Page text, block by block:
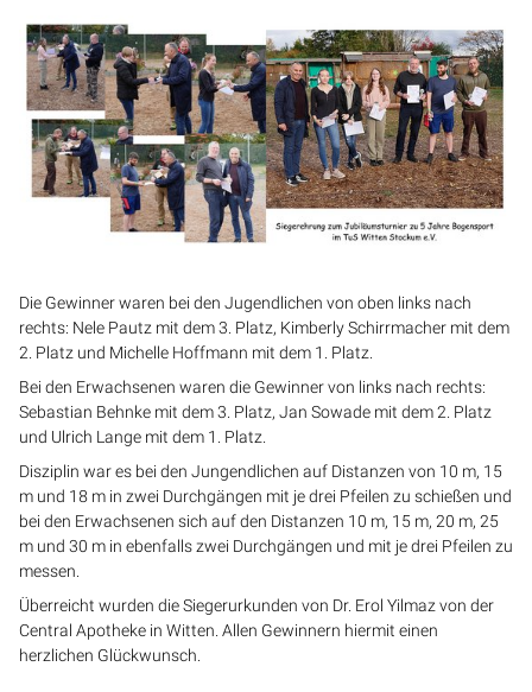
Die Gewinner waren bei den Jugendlichen von oben links nach
rechts: Nele Pautz mit dem 3. Platz, Kimberly Schirrmacher mit dem
2. Platz und Michelle Hoffmann mit dem 1. Platz.
Bei den Erwachsenen waren die Gewinner von links nach rechts:
Sebastian Behnke mit dem 3. Platz, Jan Sowade mit dem 2. Platz
und Ulrich Lange mit dem 1. Platz.
Disziplin war es bei den Jungendlichen auf Distanzen von 10 m, 15
m und 18 m in zwei Durchgängen mit je drei Pfeilen zu schießen und
bei den Erwachsenen sich auf den Distanzen 10 m, 15 m, 20 m, 25
m und 30 m in ebenfalls zwei Durchgängen und mit je drei Pfeilen zu
messen.
Überreicht wurden die Siegerurkunden von Dr. Erol Yilmaz von der
Central Apotheke in Witten. Allen Gewinnern hiermit einen
herzlichen Glückwunsch.